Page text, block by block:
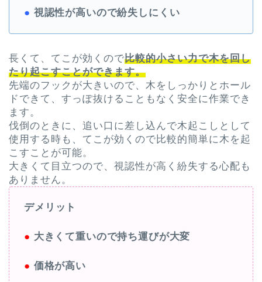
● 視認性が高いので紛失しにくい
長くて、てこが効くので比較的小さい力で木を回し
たり起こすことができます。
先端のフックが大きいので、木をしっかりとホール
ドできて、すっぽ抜けることもなく安全に作業でき
ます。
伐倒のときに、追い口に差し込んで木起こしとして
使用する時も、てこが効くので比較的簡単に木を起
こすことが可能。
大きくて目立つので、視認性が高く紛失する心配も
ありません。
デメリット
● 大きくて重いので持ち運びが大変
● 価格が高い